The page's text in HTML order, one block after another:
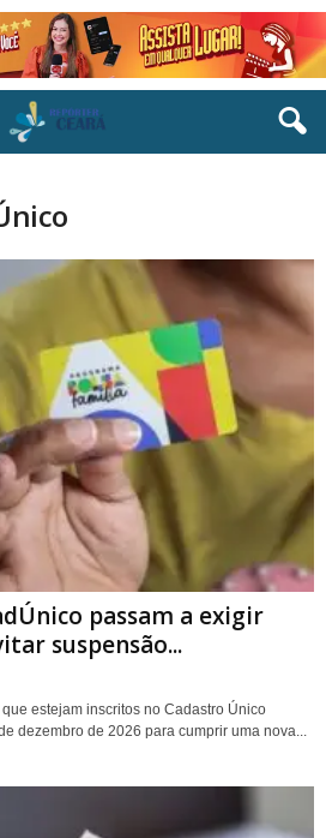
passam a exigir
suspensão...
estejam inscritos no Cadastro Único
dezembro de 2026 para cumprir uma nova...